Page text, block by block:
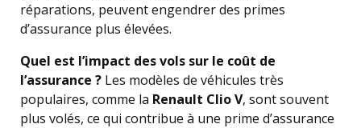
réparations, peuvent engendrer des primes
d’assurance plus élevées.
Quel est l’impact des vols sur le coût de
l’assurance ? Les modèles de véhicules très
populaires, comme la Renault Clio V, sont souvent
plus volés, ce qui contribue à une prime d’assurance